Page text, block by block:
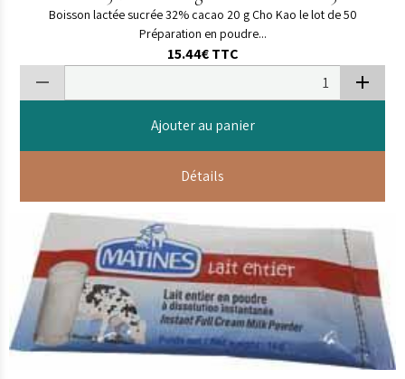
Boisson lactée sucrée 32% cacao 20 g Cho Kao le lot de 50
Préparation en poudre...
15.44€TTC
Ajouter au panier
Détails